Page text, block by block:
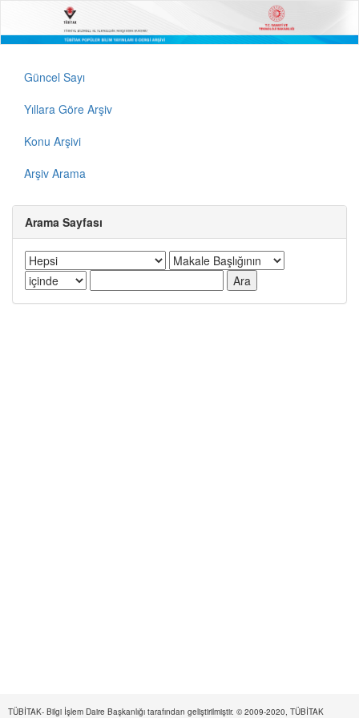
Güncel Sayı
Yıllara Göre Arşiv
Konu Arşivi
Arşiv Arama
Arama Sayfası
TÜBİTAK- Bilgi İşlem Daire Başkanlığı tarafından geliştirilmiştir. © 2009-2020, TÜBİTAK